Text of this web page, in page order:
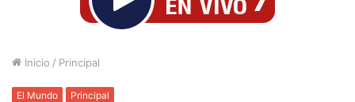
Inicio / Principal
El Mundo Principal